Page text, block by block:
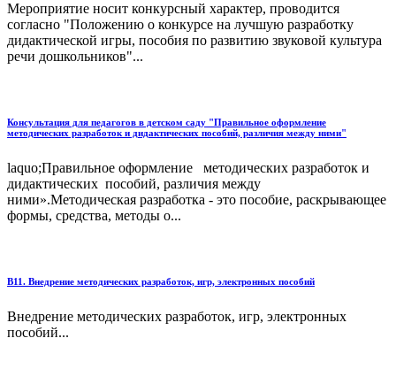
Мероприятие носит конкурсный характер, проводится
согласно "Положению о конкурсе на лучшую разработку
дидактической игры, пособия по развитию звуковой культура
речи дошкольников"...
Консультация для педагогов в детском саду "Правильное оформление
методических разработок и дидактических пособий, различия между ними"
laquo;Правильное оформление методических разработок и
дидактических пособий, различия между
ними».Методическая разработка - это пособие, раскрывающее
формы, средства, методы о...
В11. Внедрение методических разработок, игр, электронных пособий
Внедрение методических разработок, игр, электронных
пособий...